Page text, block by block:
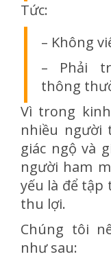
Tức:
– Không
– Phải
thông
Vì trong
nhiều người
giác ngộ và
người ham
yếu là để
thu lợi.
Chúng tôi
như sau: